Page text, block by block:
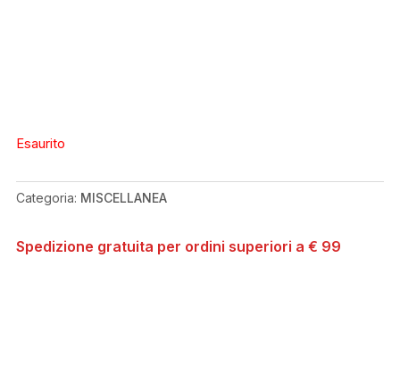
Esaurito
Categoria: MISCELLANEA
Spedizione gratuita per ordini superiori a € 99